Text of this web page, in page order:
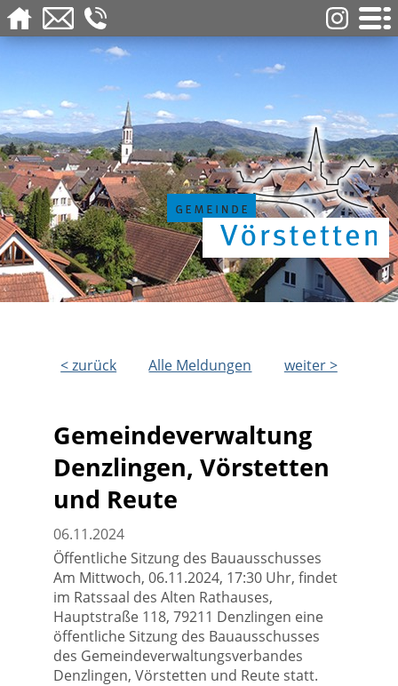
< zurück Alle Meldungen weiter >
Gemeindeverwaltung
Denzlingen, Vörstetten
und Reute
06.11.2024
Öffentliche Sitzung des Bauausschusses
Am Mittwoch, 06.11.2024, 17:30 Uhr, findet
im Ratssaal des Alten Rathauses,
Hauptstraße 118, 79211 Denzlingen eine
öffentliche Sitzung des Bauausschusses
des Gemeindeverwaltungsverbandes
Denzlingen, Vörstetten und Reute statt.